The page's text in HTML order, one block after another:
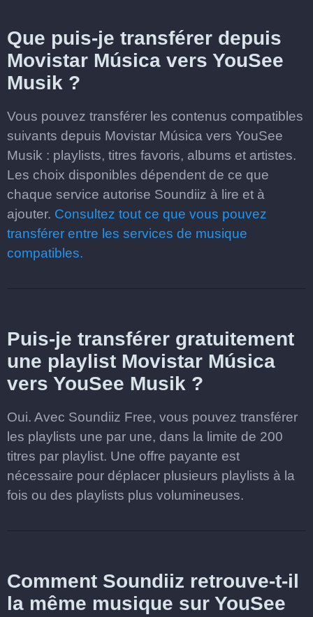
Que puis-je transférer depuis
Movistar Música vers YouSee
Musik ?
Vous pouvez transférer les contenus compatibles
suivants depuis Movistar Música vers YouSee
Musik : playlists, titres favoris, albums et artistes.
Les choix disponibles dépendent de ce que
chaque service autorise Soundiiz à lire et à
ajouter. Consultez tout ce que vous pouvez
transférer entre les services de musique
compatibles.
Puis-je transférer gratuitement
une playlist Movistar Música
vers YouSee Musik ?
Oui. Avec Soundiiz Free, vous pouvez transférer
les playlists une par une, dans la limite de 200
titres par playlist. Une offre payante est
nécessaire pour déplacer plusieurs playlists à la
fois ou des playlists plus volumineuses.
Comment Soundiiz retrouve-t-il
la même musique sur YouSee